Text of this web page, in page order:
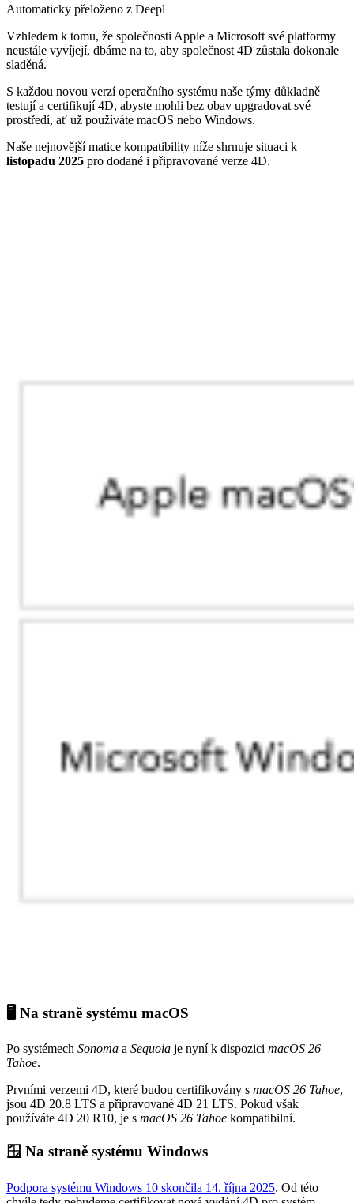
Automaticky přeloženo z Deepl
Vzhledem k tomu, že společnosti Apple a Microsoft své platformy
neustále vyvíjejí, dbáme na to, aby společnost 4D zůstala dokonale
sladěná.
S každou novou verzí operačního systému naše týmy důkladně
testují a certifikují 4D, abyste mohli bez obav upgradovat své
prostředí, ať už používáte macOS nebo Windows.
Naše nejnovější matice kompatibility níže shrnuje situaci k
listopadu 2025 pro dodané i připravované verze 4D.
🖥️ Na straně systému macOS
Po systémech Sonoma a Sequoia je nyní k dispozici macOS 26
Tahoe.
Prvními verzemi 4D, které budou certifikovány s macOS 26 Tahoe,
jsou 4D 20.8 LTS a připravované 4D 21 LTS. Pokud však
používáte 4D 20 R10, je s macOS 26 Tahoe kompatibilní.
🪟 Na straně systému Windows
Podpora systému Windows 10 skončila 14. října 2025. Od této